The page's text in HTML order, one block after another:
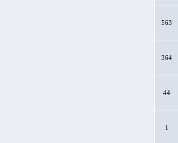
563
364
44
1